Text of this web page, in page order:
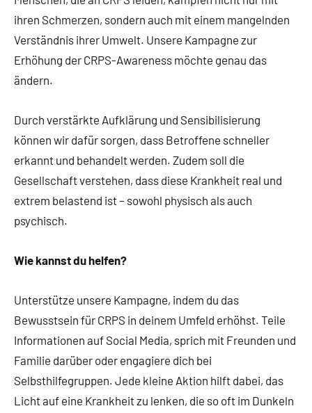
ihren Schmerzen, sondern auch mit einem mangelnden
Verständnis ihrer Umwelt. Unsere Kampagne zur
Erhöhung der CRPS-Awareness möchte genau das
ändern.
Durch verstärkte Aufklärung und Sensibilisierung
können wir dafür sorgen, dass Betroffene schneller
erkannt und behandelt werden. Zudem soll die
Gesellschaft verstehen, dass diese Krankheit real und
extrem belastend ist – sowohl physisch als auch
psychisch.
Wie kannst du helfen?
Unterstütze unsere Kampagne, indem du das
Bewusstsein für CRPS in deinem Umfeld erhöhst. Teile
Informationen auf Social Media, sprich mit Freunden und
Familie darüber oder engagiere dich bei
Selbsthilfegruppen. Jede kleine Aktion hilft dabei, das
Licht auf eine Krankheit zu lenken, die so oft im Dunkeln